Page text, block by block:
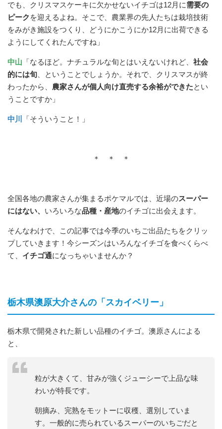
でも、クリスマスケーキに欠かせないイチゴは12月に需要の
ピーク を迎えるよね。そこで、農業界の先人たちは栽培技術
をみがき施設をつくり、どうにかこうにか12月に出荷できる
ようにしてくれたんですね」
中山 「なるほど。ナチュラルな旬とはいえないけれど、 社会
的には旬 、ということでしょうか。それで、クリスマスが終
わったから、 農家さんが個人向け直売する余裕ができたとい
うことですか」
中川 「そういうこと！」
＊ ＊ ＊
全国各地の農家さんが集まるポケマルでは、近場のスーパー
にはない、 いろいろな品種・産地のイチゴに出会えます。
そんなわけで、この記事では今季のいちご出品たちをクリッ
プしていきます！今シーズンはいろんなイチゴを食べくらべ
て、 イチゴ通になっちゃいませんか？
栃木県澳原大介さんの「スカイベリー」
栃木県で開発された新しい品種のイチゴ。澳原さんによる
と、
粒が大きくて、甘みが強くジューシーで上品な味
わいが特長です。
朝摘み、完熟をモットーに収穫、選別していま
す。一般的に売られているスーパーのいちごだと